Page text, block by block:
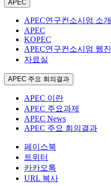
APEC
APEC연구컨소시엄 소개
APEC
KOPEC
APEC연구컨소시엄 웹진
자료실
APEC 주요 회의결과
APEC 이란
APEC 주요과제
APEC News
APEC 주요 회의결과
페이스북
트위터
카카오톡
URL 복사